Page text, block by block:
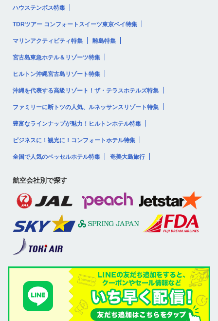
ハウステンボス特集
TDRツアー コンフォートスイーツ東京ベイ特集
マリンアクティビティ特集 離島特集
宮古島東急ホテル＆リゾーツ特集
ヒルトン沖縄宮古島リゾート特集
沖縄を代表する高級リゾート！ザ・テラスホテルズ特集
ファミリーに断トツの人気、ルネッサンスリゾート特集
豊富なラインナップが魅力！ヒルトンホテル特集
ビジネスに！観光に！コンフォートホテル特集
全国で人気のベッセルホテル特集 奄美大島旅行
航空会社別で探す